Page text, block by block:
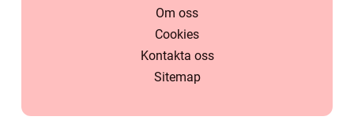
Om oss
Cookies
Kontakta oss
Sitemap